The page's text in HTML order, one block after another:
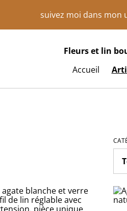
suivez moi dans mon
Fleurs et lin
Accueil